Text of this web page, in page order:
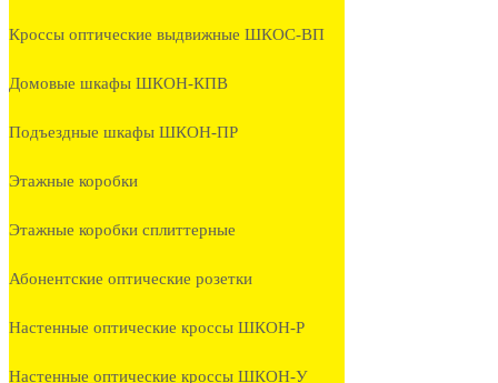
Кроссы оптические выдвижные ШКОС-ВП
Домовые шкафы ШКОН-КПВ
Подъездные шкафы ШКОН-ПР
Этажные коробки
Этажные коробки сплиттерные
Абонентские оптические розетки
Настенные оптические кроссы ШКОН-Р
Настенные оптические кроссы ШКОН-У